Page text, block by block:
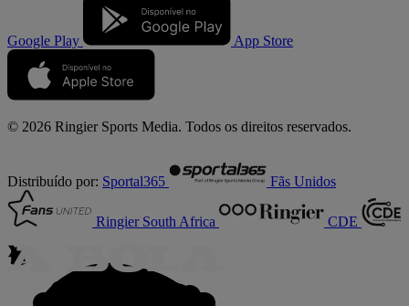
Google Play App Store
© 2026 Ringier Sports Media. Todos os direitos reservados.
Distribuído por: Sportal365 Fãs Unidos
Ringier South Africa CDE